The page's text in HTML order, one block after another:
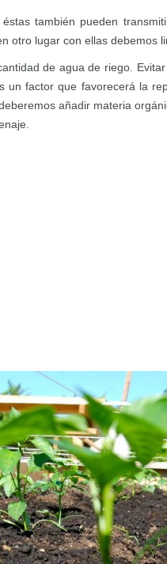
también pueden
otro lugar con ellas debemos
de agua de riego.
un factor que favorecerá la
añadir materia